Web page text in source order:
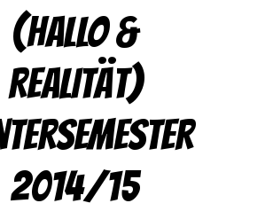
(HALLO &
REALITÄT)
2014/15